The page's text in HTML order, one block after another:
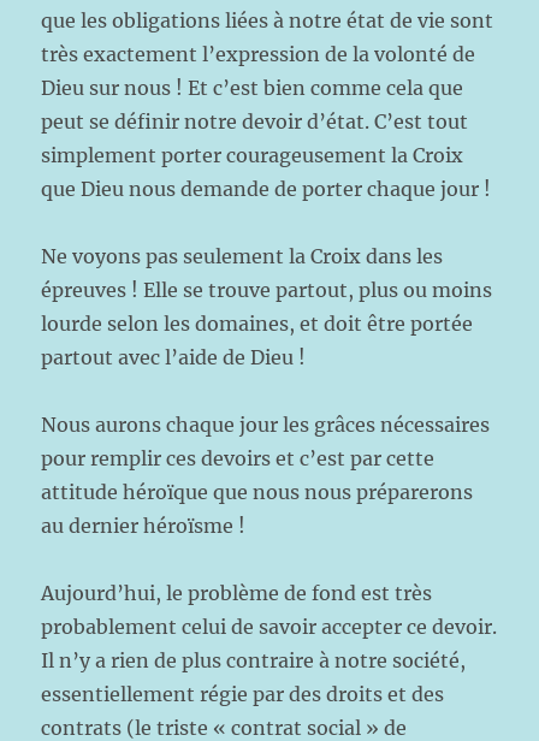
que les obligations liées à notre état de vie sont
très exactement l’expression de la volonté de
Dieu sur nous ! Et c’est bien comme cela que
peut se définir notre devoir d’état. C’est tout
simplement porter courageusement la Croix
que Dieu nous demande de porter chaque jour !
Ne voyons pas seulement la Croix dans les
épreuves ! Elle se trouve partout, plus ou moins
lourde selon les domaines, et doit être portée
partout avec l’aide de Dieu !
Nous aurons chaque jour les grâces nécessaires
pour remplir ces devoirs et c’est par cette
attitude héroïque que nous nous préparerons
au dernier héroïsme !
Aujourd’hui, le problème de fond est très
probablement celui de savoir accepter ce devoir.
Il n’y a rien de plus contraire à notre société,
essentiellement régie par des droits et des
contrats (le triste « contrat social » de